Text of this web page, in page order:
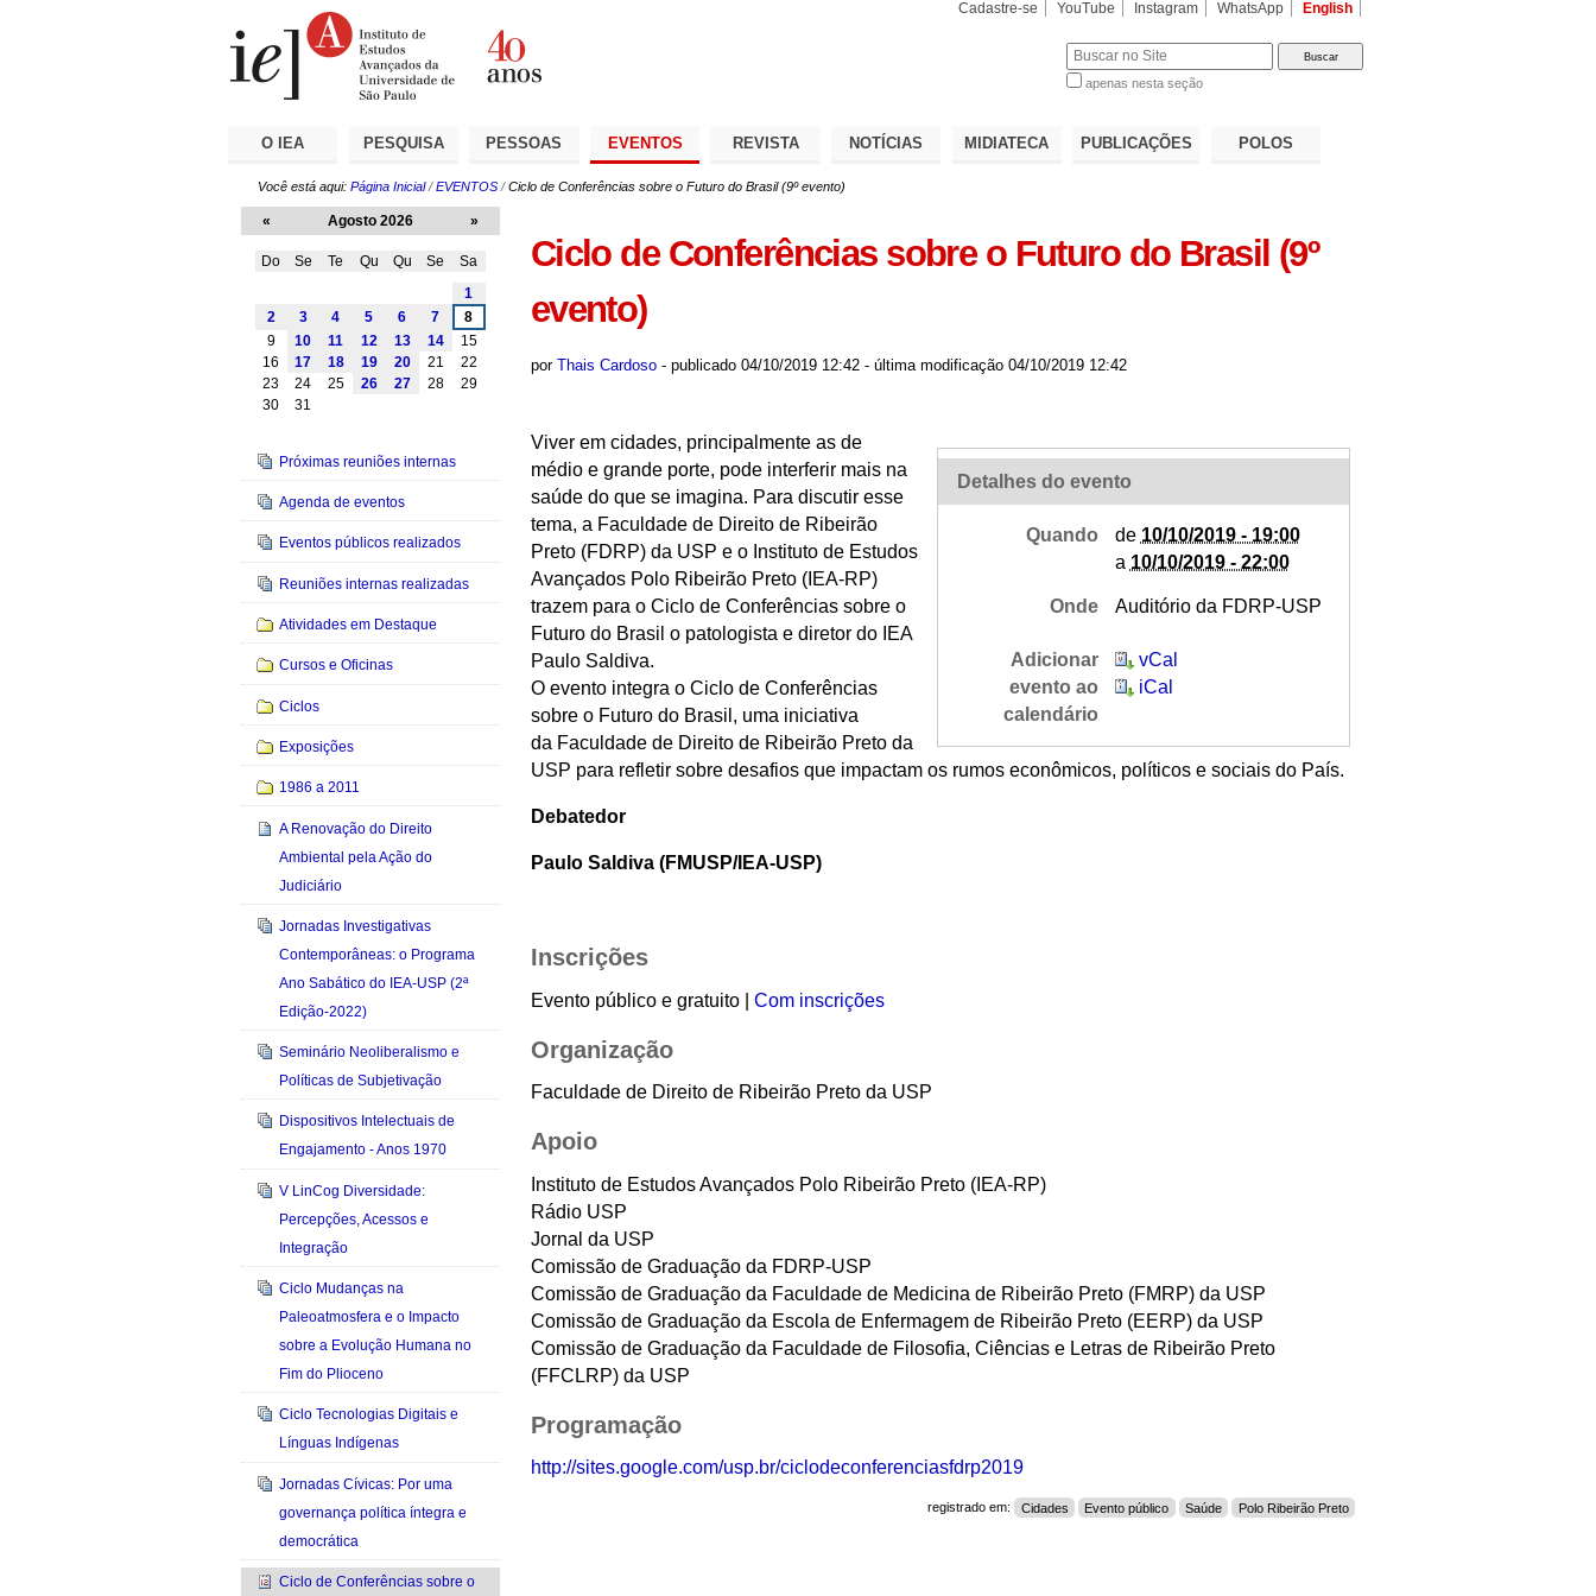
Cadastre-se YouTube Instagram WhatsApp English
apenas nesta seção
O IEA PESQUISA PESSOAS EVENTOS REVISTA NOTÍCIAS MIDIATECA PUBLICAÇÕES POLOS
Você está aqui: Página Inicial /EVENTOS /Ciclo de Conferências sobre o Futuro do Brasil (9º evento)
Ciclo de Conferências sobre o Futuro do Brasil (9º
evento)
por Thais Cardoso - publicado04/10/2019 12:42 - última modificação04/10/2019 12:42
Detalhes do evento
Quando de 10/10/2019 - 19:00
a 10/10/2019 - 22:00
Onde Auditório da FDRP-USP
Adicionar
evento ao
calendário
vCal
iCal
Viver em cidades, principalmente as de
médio e grande porte, pode interferir mais na
saúde do que se imagina. Para discutir esse
tema, a Faculdade de Direito de Ribeirão
Preto (FDRP) da USP e o Instituto de Estudos
Avançados Polo Ribeirão Preto (IEA-RP)
trazem para o Ciclo de Conferências sobre o
Futuro do Brasil o patologista e diretor do IEA
Paulo Saldiva.
O evento integra o Ciclo de Conferências
sobre o Futuro do Brasil, uma iniciativa
da Faculdade de Direito de Ribeirão Preto da
USP para refletir sobre desafios que impactam os rumos econômicos, políticos e sociais do País.
Debatedor
Paulo Saldiva (FMUSP/IEA-USP)
Inscrições
Evento público e gratuito | Com inscrições
Organização
Faculdade de Direito de Ribeirão Preto da USP
Apoio
Instituto de Estudos Avançados Polo Ribeirão Preto (IEA-RP)
Rádio USP
Jornal da USP
Comissão de Graduação da FDRP-USP
Comissão de Graduação da Faculdade de Medicina de Ribeirão Preto (FMRP) da USP
Comissão de Graduação da Escola de Enfermagem de Ribeirão Preto (EERP) da USP
Comissão de Graduação da Faculdade de Filosofia, Ciências e Letras de Ribeirão Preto
(FFCLRP) da USP
Programação
http://sites.google.com/usp.br/ciclodeconferenciasfdrp2019
registrado em: Cidades Evento público Saúde Polo Ribeirão Preto
« Agosto 2026 »
Do Se Te Qu Qu Se
Sa
1
2
3 4 5 6 7
8
9
10 11 12 13 14
15
16
17 18 19 20 21
22
23
24 25 26 27 28
29
30
31
Navegação
Próximas reuniões internas
Agenda de eventos
Eventos públicos realizados
Reuniões internas realizadas
Atividades em Destaque
Cursos e Oficinas
Ciclos
Exposições
1986 a 2011
A Renovação do Direito
Ambiental pela Ação do
Judiciário
Jornadas Investigativas
Contemporâneas: o Programa
Ano Sabático do IEA-USP (2ª
Edição-2022)
Seminário Neoliberalismo e
Políticas de Subjetivação
Dispositivos Intelectuais de
Engajamento - Anos 1970
V LinCog Diversidade:
Percepções, Acessos e
Integração
Ciclo Mudanças na
Paleoatmosfera e o Impacto
sobre a Evolução Humana no
Fim do Plioceno
Ciclo Tecnologias Digitais e
Línguas Indígenas
Jornadas Cívicas: Por uma
governança política íntegra e
democrática
Ciclo de Conferências sobre o